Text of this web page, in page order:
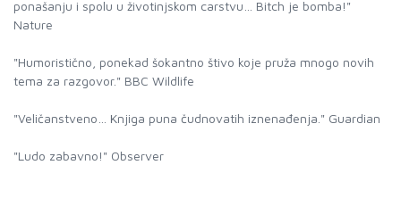
ponašanju i spolu u životinjskom carstvu… Bitch je bomba!"
Nature
"Humoristično, ponekad šokantno štivo koje pruža mnogo novih
tema za razgovor." BBC Wildlife
"Veličanstveno… Knjiga puna čudnovatih iznenađenja." Guardian
"Ludo zabavno!" Observer